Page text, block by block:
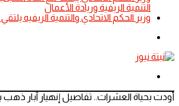
التنمية الريفية وريادة الأعمال
​وزير الحكم الاتحادي والتنمية الريفيه
أودت بحياة العشرات.. تفاصيل إنهيار آبار ذهب